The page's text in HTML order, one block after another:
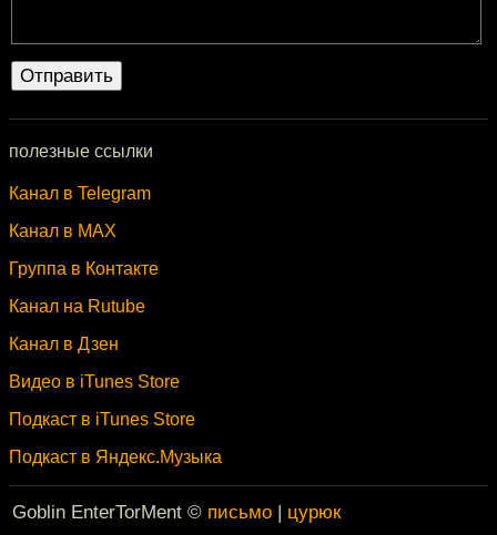
полезные ссылки
Канал в Telegram
Канал в MAX
Группа в Контакте
Канал на Rutube
Канал в Дзен
Видео в iTunes Store
Подкаст в iTunes Store
Подкаст в Яндекс.Музыка
Goblin EnterTorMent © письмо | цурюк